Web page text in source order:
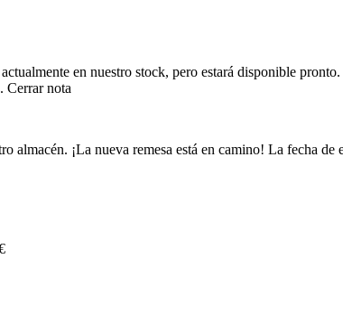
en nuestro stock, pero estará disponible
Cerrar nota
almacén. ¡La nueva remesa está en camino! La fecha